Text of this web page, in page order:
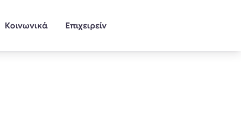
Κοινωνικά Επιχειρείν